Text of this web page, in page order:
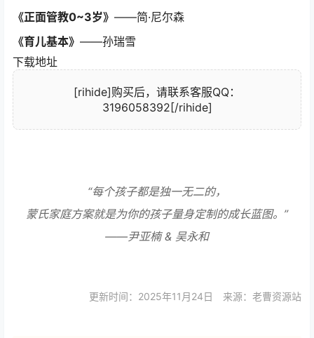
《正面管教0~3岁》 ——简·尼尔森
《育儿基本》 ——孙瑞雪
下载地址
[rihide]购买后，请联系客服QQ：
3196058392[/rihide]
“每个孩子都是独一无二的，
蒙氏家庭方案就是为你的孩子量身定制的成长蓝图。”
——尹亚楠 & 吴永和
更新时间：2025年11月24日 来源：老曹资源站